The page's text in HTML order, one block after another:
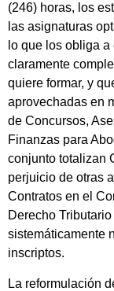
(246) horas, los
las asignaturas
lo que los obliga
claramente
quiere formar, y
aprovechadas en
de Concursos,
Finanzas para
conjunto totalizan
perjuicio de otras
Contratos en el
Derecho
sistemáticamente
inscriptos.
La reformulación